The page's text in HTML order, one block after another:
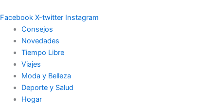
al
contenido
Facebook X-twitter Instagram
Consejos
Novedades
Tiempo Libre
Viajes
Moda y Belleza
Deporte y Salud
Hogar